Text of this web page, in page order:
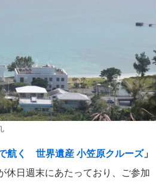
航く 世界遺産 小笠原クルーズ」
休日週末にあたっており、ご参加